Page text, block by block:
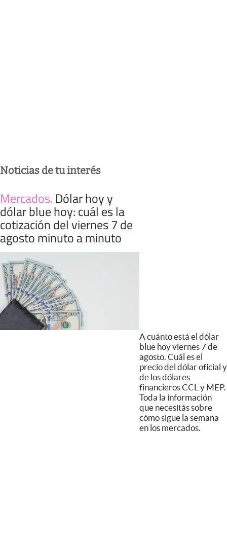
Noticias de tu interés
Mercados. Dólar hoy y
dólar blue hoy: cuál es la
cotización del viernes 7 de
agosto minuto a minuto
A cuánto está el dólar
blue hoy viernes 7 de
agosto. Cuál es el
precio del dólar oficial y
de los dólares
financieros CCL y MEP.
Toda la información
que necesitás sobre
cómo sigue la semana
en los mercados.